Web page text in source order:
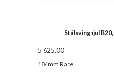
Stålsvinghjul B20,
5 625,00
184mm Race